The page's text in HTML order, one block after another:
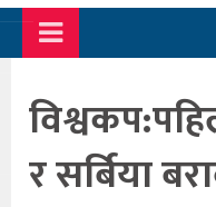
र सर्बिया